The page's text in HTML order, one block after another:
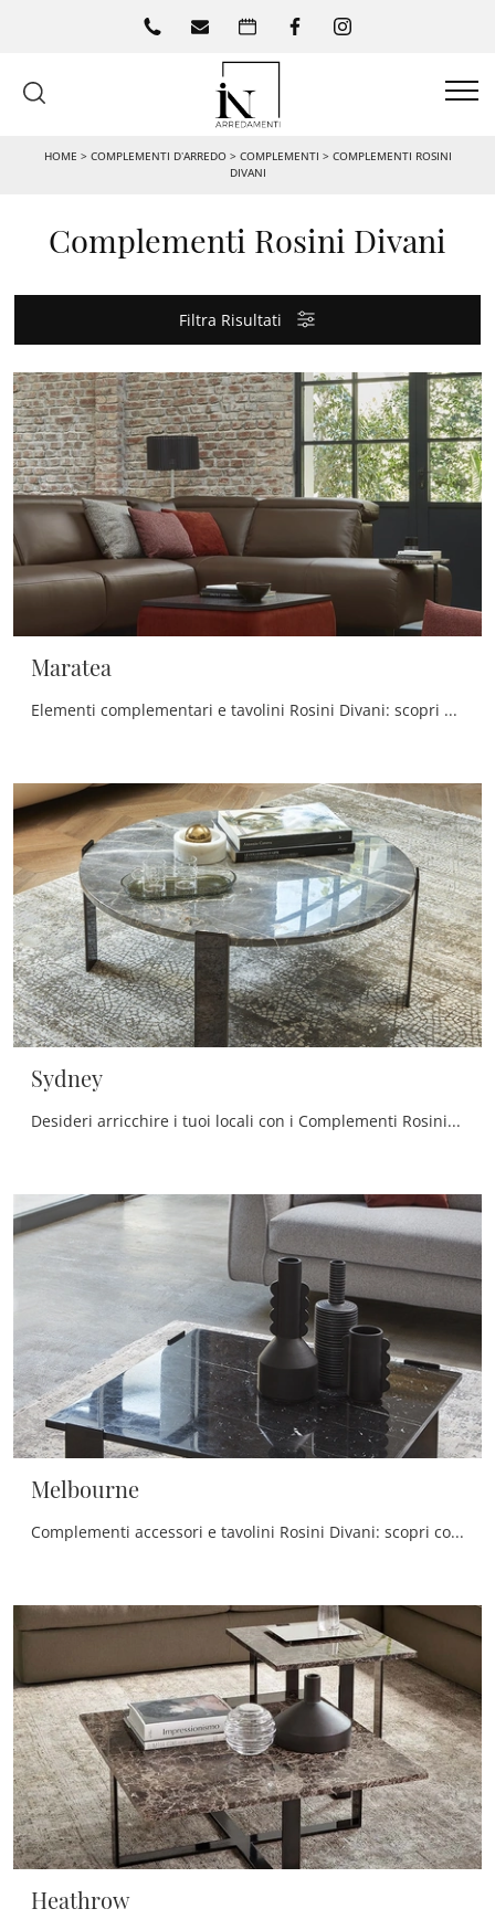
HOME > COMPLEMENTI D’ARREDO> COMPLEMENTI > COMPLEMENTI ROSINI
DIVANI
Complementi Rosini Divani
Filtra Risultati
Maratea
Elementi complementari e tavolini Rosini Divani: scopri come arricchire i tuoi interni moderni con il modello Maratea.
Sydney
Desideri arricchire i tuoi locali con i Complementi Rosini Divani? Eccoti differenti modelli di tavolini in marmo come Sydney.
Melbourne
Complementi accessori e tavolini Rosini Divani: scopri come completare i tuoi locali design con il modello Melbourne.
Heathrow